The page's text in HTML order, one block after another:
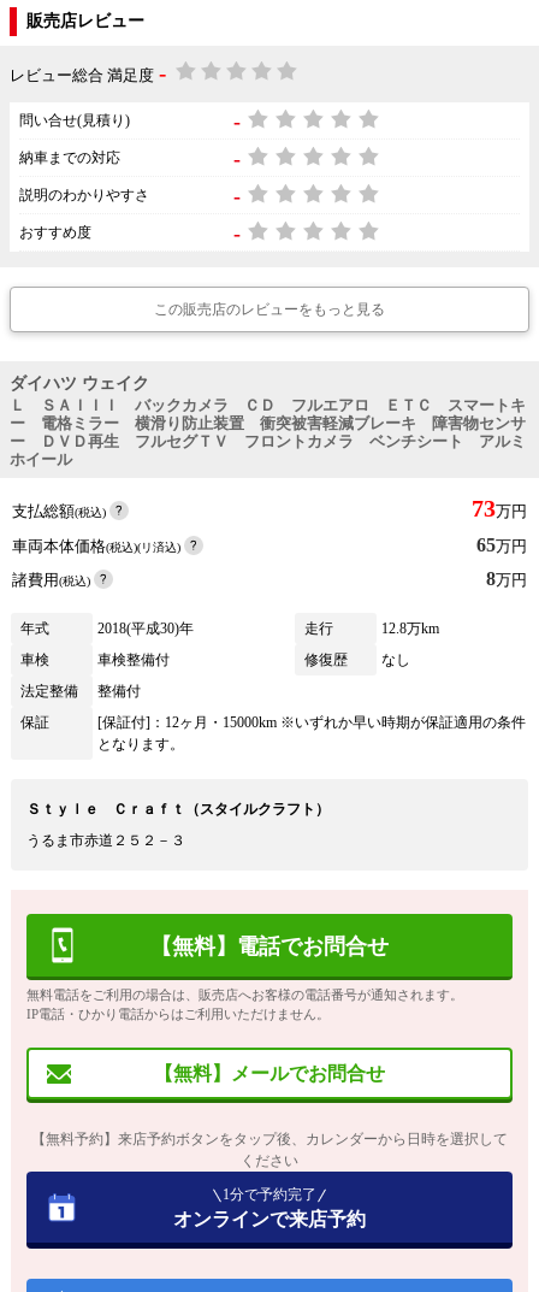
販売店レビュー
レビュー総合 満足度 -
問い合せ(見積り) -
納車までの対応 -
説明のわかりやすさ -
おすすめ度 -
この販売店のレビューをもっと見る
ダイハツ ウェイク
Ｌ ＳＡＩＩＩ バックカメラ ＣＤ フルエアロ ＥＴＣ スマートキ
ー 電格ミラー 横滑り防止装置 衝突被害軽減ブレーキ 障害物センサ
ー ＤＶＤ再生 フルセグＴＶ フロントカメラ ベンチシート アルミ
ホイール
支払総額(税込) 73万円
車両本体価格(税込)(リ済込) 65万円
諸費用(税込) 8万円
年式 2018(平成30)年 走行
12.8万km
車検
車検整備付 修復歴
なし
法定整備
整備付
保証
[保証付]：12ヶ月・15000km ※いずれか早い時期が保証適用の条件
となります。
Ｓｔｙｌｅ Ｃｒａｆｔ（スタイルクラフト）
うるま市赤道２５２－３
【無料】電話でお問合せ
無料電話をご利用の場合は、販売店へお客様の電話番号が通知されます。
IP電話・ひかり電話からはご利用いただけません。
【無料】メールでお問合せ
【無料予約】来店予約ボタンをタップ後、カレンダーから日時を選択して
ください
1分で予約完了
オンラインで来店予約